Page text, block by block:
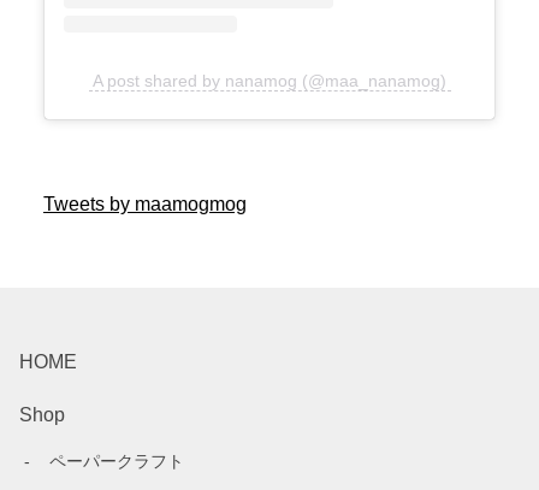
A post shared by nanamog (@maa_nanamog)
Tweets by maamogmog
HOME
Shop
ペーパークラフト